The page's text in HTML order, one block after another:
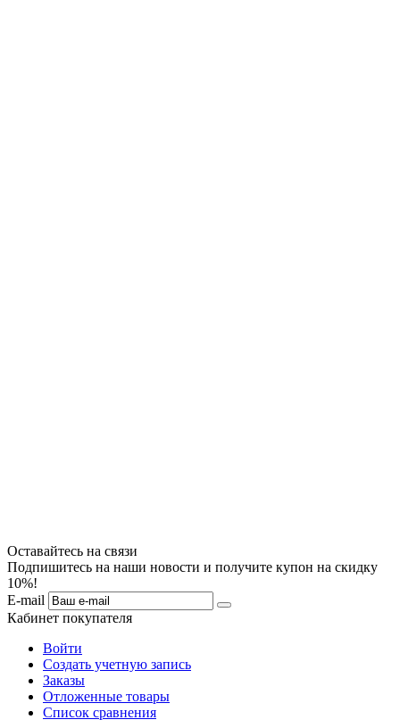
Оставайтесь на связи
Подпишитесь на наши новости и получите купон на скидку
10%!
E-mail
Кабинет покупателя
Войти
Создать учетную запись
Заказы
Отложенные товары
Список сравнения